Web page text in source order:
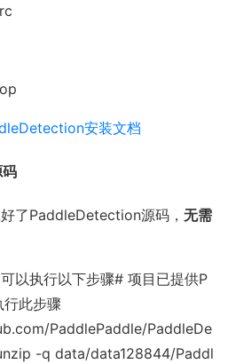
安装文档
了PaddleDetection源码， 无需
以执行以下步骤# 项目已提供P
此步骤
PaddlePaddle/PaddleDe
-q data/data128844/Paddl